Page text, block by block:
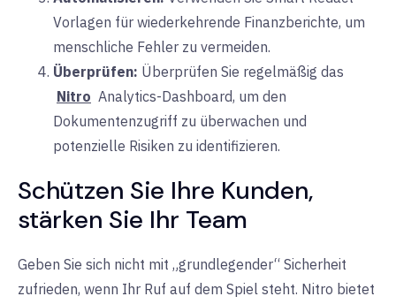
Vorlagen für wiederkehrende Finanzberichte, um
menschliche Fehler zu vermeiden.
Überprüfen: Überprüfen Sie regelmäßig das
Nitro Analytics-Dashboard, um den
Dokumentenzugriff zu überwachen und
potenzielle Risiken zu identifizieren.
Schützen Sie Ihre Kunden,
stärken Sie Ihr Team
Geben Sie sich nicht mit „grundlegender“ Sicherheit
zufrieden, wenn Ihr Ruf auf dem Spiel steht. Nitro bietet